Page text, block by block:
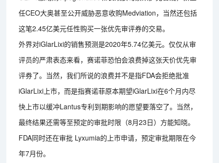
任CEO大奥甚至公开威胁恶意收购Medviation，当然还包括
这笔2.45亿美元任性购买一张优先审评券的交易。
外界对iGlarLixi的销售预测是2020年5.74亿美元。仅仅从审
评员的严肃表态来看，赛诺菲恐怕会浪费掉这张天价优先审
评券了。当然，我们所说的浪费并不是指FDA会拒绝批准
iGlarLixi上市，而是指赛诺菲原本期望iGlarLixi在6个月内尽
快上市以缓冲Lantus专利到期影响的愿望要落空了。当然，
最终结果还需等至预定的审批时限（8月23日）方能知晓。
FDA同时还在审批 Lyxumia的上市申请，预定审批期限在今
年7月份。